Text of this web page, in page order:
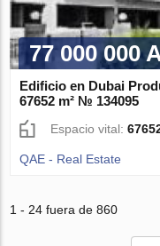
77 000 000
Edificio en Dubai
67652 m² № 134095
Espacio vital:
QAE - Real Estate
1 - 24 fuera de 860